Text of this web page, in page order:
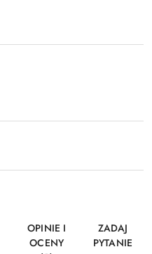
OPINIE I
OCENY
ZADAJ
PYTANIE